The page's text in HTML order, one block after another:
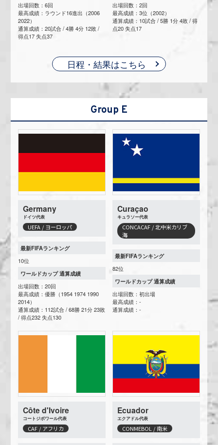
出場回数：6回
最高成績：ラウンド16進出（2006
2022）
通算成績：20試合 / 4勝 4分 12敗 /
得点17 失点37
出場回数：2回
最高成績：3位（2002）
通算成績：10試合 / 5勝 1分 4敗 / 得
点20 失点17
日程・結果はこちら
Group E
Germany
ドイツ代表
UEFA / ヨーロッパ
最新FIFAランキング
10位
ワールドカップ 通算成績
出場回数：20回
最高成績：優勝（1954 1974 1990
2014）
通算成績：112試合 / 68勝 21分 23敗
/ 得点232 失点130
Curaçao
キュラソー代表
CONCACAF / 北中米カリブ
海
最新FIFAランキング
82位
ワールドカップ 通算成績
出場回数：初出場
最高成績：-
通算成績：-
Côte d'Ivoire
コートジボワール代表
CAF / アフリカ
Ecuador
エクアドル代表
CONMEBOL / 南米